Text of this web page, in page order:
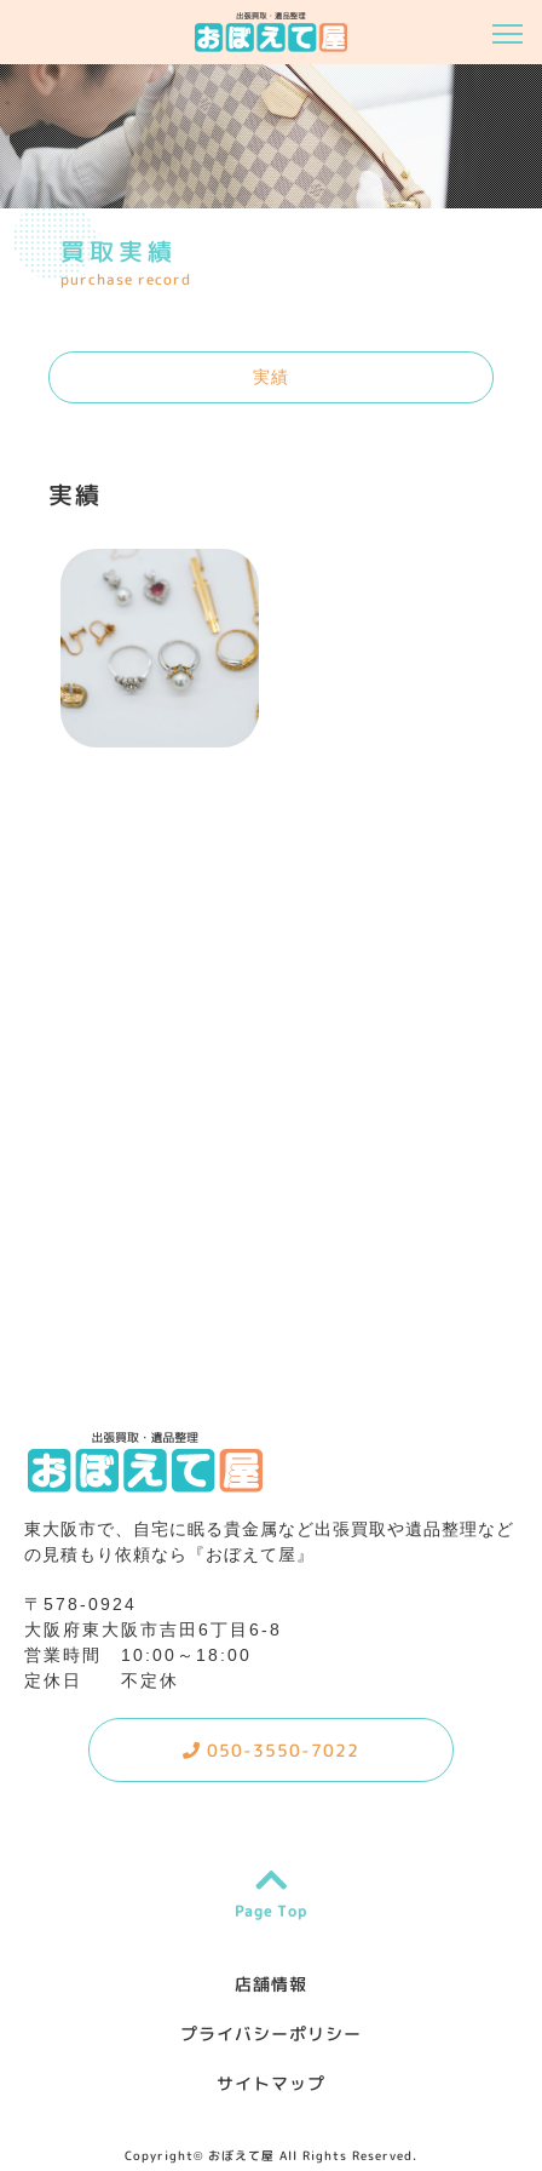
買取実績
purchase record
実績
実績
東大阪市で、自宅に眠る貴金属など出張買取や遺品整理など
の見積もり依頼なら『おぼえて屋』
〒578-0924
大阪府東大阪市吉田6丁目6-8
営業時間 10:00～18:00
定休日 不定休
050-3550-7022
Page Top
店舗情報
プライバシーポリシー
サイトマップ
Copyright© おぼえて屋 All Rights Reserved.